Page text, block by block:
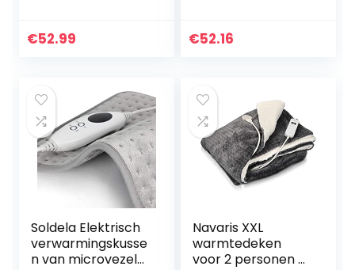
temperatuurstand
€52.99
us
€52.16
Soldela Elektrisch
verwarmingskusse
n van microvezel
Navaris XXL
warmtedeken
voor 2 personen –